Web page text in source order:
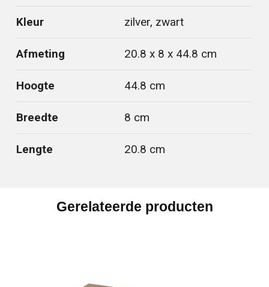
Kleur zilver, zwart
Afmeting 20.8 x 8 x 44.8 cm
Hoogte 44.8 cm
Breedte 8 cm
Lengte 20.8 cm
Gerelateerde producten